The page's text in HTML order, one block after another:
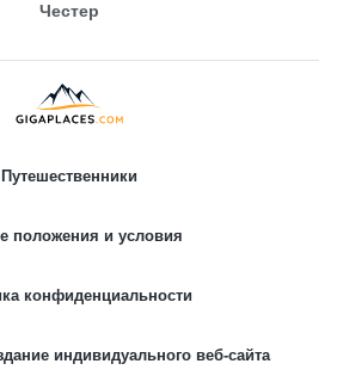
Честер
Путешественники
положения и условия
конфиденциальности
индивидуального веб-сайта